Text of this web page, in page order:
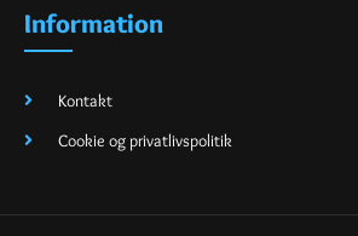
Information
Kontakt
Cookie og privatlivspolitik